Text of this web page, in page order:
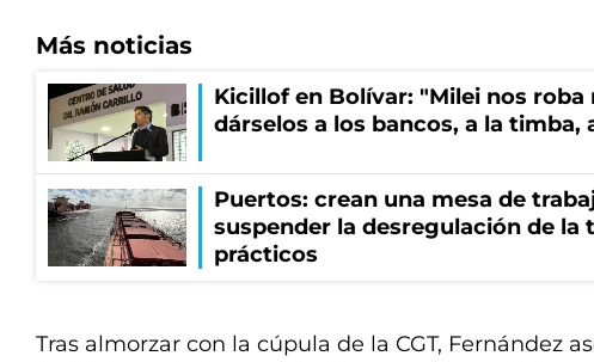
Más noticias
Kicillof en Bolívar: "Milei nos roba
dárselos a los bancos, a la timba,
Puertos: crean una mesa de
suspender la desregulación de la
prácticos
Tras almorzar con la cúpula de la CGT, Fernández